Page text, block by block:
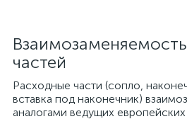
частей
Расходные части (сопло,
вставка под наконечник)
аналогами ведущих